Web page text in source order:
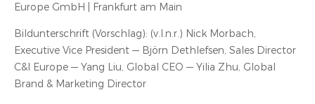
Europe GmbH | Frankfurt am Main
Bildunterschrift (Vorschlag): (v.l.n.r.) Nick Morbach,
Executive Vice President — Björn Dethlefsen, Sales Director
C&I Europe — Yang Liu, Global CEO — Yilia Zhu, Global
Brand & Marketing Director